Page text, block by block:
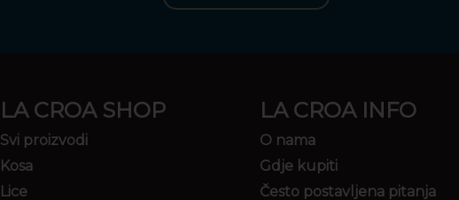
LA CROA SHOP
Svi proizvodi
Kosa
Lice
LA CROA INFO
O nama
Gdje kupiti
Često postavljena pitanja